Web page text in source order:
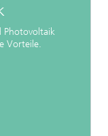
Photovoltaik
Vorteile.